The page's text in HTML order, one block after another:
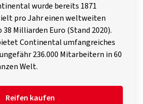
wurde bereits 1871
pro Jahr einen weltweiten
Milliarden Euro (Stand 2020).
Continental umfangreiches
236.000 Mitarbeitern in 60
Welt.
Reifen kaufen